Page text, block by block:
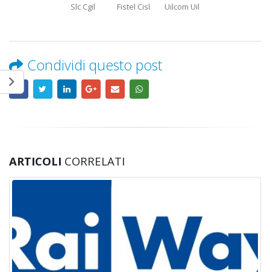
Slc Cgil Fistel Cisl Uilcom Uil
Condividi questo post
ARTICOLI CORRELATI